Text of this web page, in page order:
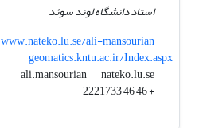
استاد دانشگاه لوند سوئد
www.nateko.lu.se/ali-mansourian
geomatics.kntu.ac.ir/Index.aspx
ali.mansourian
nateko.lu.se
+ 46 46 2221733